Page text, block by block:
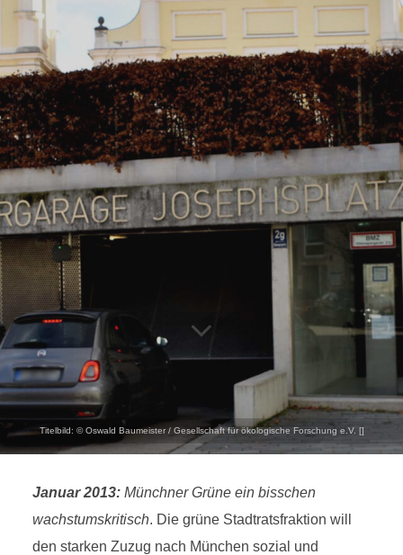
Titelbild: © Oswald Baumeister / Gesellschaft für ökologische Forschung e.V. []
Januar 2013:Münchner Grüne ein bisschen
wachstumskritisch. Die grüne Stadtratsfraktion will
den starken Zuzug nach München sozial und